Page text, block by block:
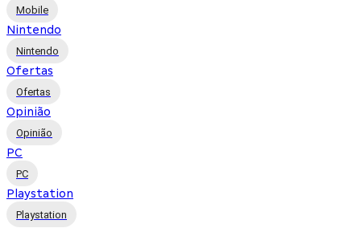
Mobile
Nintendo
Nintendo
Ofertas
Ofertas
Opinião
Opinião
PC
PC
Playstation
Playstation